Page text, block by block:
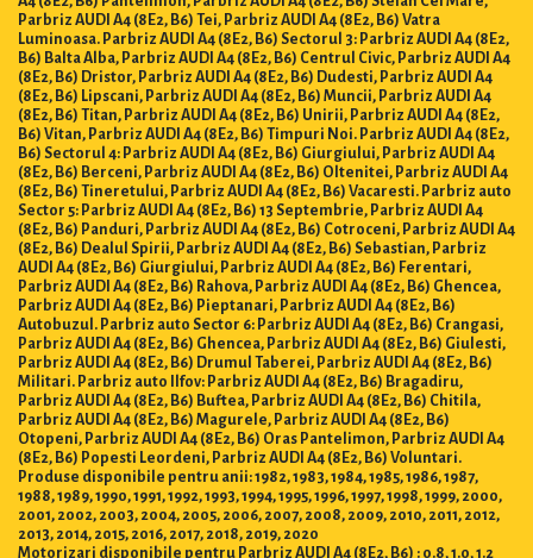
Parbriz AUDI A4 (8E2, B6) Tei, Parbriz AUDI A4 (8E2, B6) Vatra
Luminoasa. Parbriz AUDI A4 (8E2, B6) Sectorul 3: Parbriz AUDI A4 (8E2,
B6) Balta Alba, Parbriz AUDI A4 (8E2, B6) Centrul Civic, Parbriz AUDI A4
(8E2, B6) Dristor, Parbriz AUDI A4 (8E2, B6) Dudesti, Parbriz AUDI A4
(8E2, B6) Lipscani, Parbriz AUDI A4 (8E2, B6) Muncii, Parbriz AUDI A4
(8E2, B6) Titan, Parbriz AUDI A4 (8E2, B6) Unirii, Parbriz AUDI A4 (8E2,
B6) Vitan, Parbriz AUDI A4 (8E2, B6) Timpuri Noi. Parbriz AUDI A4 (8E2,
B6) Sectorul 4: Parbriz AUDI A4 (8E2, B6) Giurgiului, Parbriz AUDI A4
(8E2, B6) Berceni, Parbriz AUDI A4 (8E2, B6) Oltenitei, Parbriz AUDI A4
(8E2, B6) Tineretului, Parbriz AUDI A4 (8E2, B6) Vacaresti. Parbriz auto
Sector 5: Parbriz AUDI A4 (8E2, B6) 13 Septembrie, Parbriz AUDI A4
(8E2, B6) Panduri, Parbriz AUDI A4 (8E2, B6) Cotroceni, Parbriz AUDI A4
(8E2, B6) Dealul Spirii, Parbriz AUDI A4 (8E2, B6) Sebastian, Parbriz
AUDI A4 (8E2, B6) Giurgiului, Parbriz AUDI A4 (8E2, B6) Ferentari,
Parbriz AUDI A4 (8E2, B6) Rahova, Parbriz AUDI A4 (8E2, B6) Ghencea,
Parbriz AUDI A4 (8E2, B6) Pieptanari, Parbriz AUDI A4 (8E2, B6)
Autobuzul. Parbriz auto Sector 6: Parbriz AUDI A4 (8E2, B6) Crangasi,
Parbriz AUDI A4 (8E2, B6) Ghencea, Parbriz AUDI A4 (8E2, B6) Giulesti,
Parbriz AUDI A4 (8E2, B6) Drumul Taberei, Parbriz AUDI A4 (8E2, B6)
Militari. Parbriz auto Ilfov: Parbriz AUDI A4 (8E2, B6) Bragadiru,
Parbriz AUDI A4 (8E2, B6) Buftea, Parbriz AUDI A4 (8E2, B6) Chitila,
Parbriz AUDI A4 (8E2, B6) Magurele, Parbriz AUDI A4 (8E2, B6)
Otopeni, Parbriz AUDI A4 (8E2, B6) Oras Pantelimon, Parbriz AUDI A4
(8E2, B6) Popesti Leordeni, Parbriz AUDI A4 (8E2, B6) Voluntari.
Produse disponibile pentru anii: 1982, 1983, 1984, 1985, 1986, 1987,
1988, 1989, 1990, 1991, 1992, 1993, 1994, 1995, 1996, 1997, 1998, 1999, 2000,
2001, 2002, 2003, 2004, 2005, 2006, 2007, 2008, 2009, 2010, 2011, 2012,
2013, 2014, 2015, 2016, 2017, 2018, 2019, 2020
Motorizari disponibile pentru Parbriz AUDI A4 (8E2, B6) : 0.8, 1.0, 1.2